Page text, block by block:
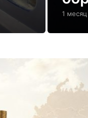
1 месяц